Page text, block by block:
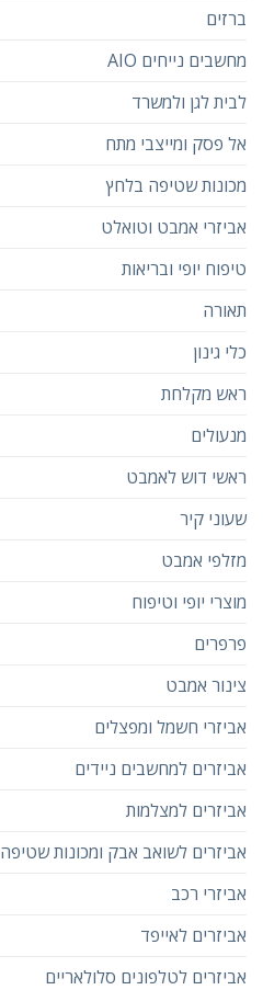
ברזים
מחשבים נייחים AIO
לבית לגן ולמשרד
אל פסק ומייצבי מתח
מכונות שטיפה בלחץ
אביזרי אמבט וטואלט
טיפוח יופי ובריאות
תאורה
כלי גינון
ראש מקלחת
מנעולים
ראשי דוש לאמבט
שעוני קיר
מזלפי אמבט
מוצרי יופי וטיפוח
פרפרים
צינור אמבט
אביזרי חשמל ומפצלים
אביזרים למחשבים ניידים
אביזרים למצלמות
אביזרים לשואב אבק ומכונות שטיפה
אביזרי רכב
אביזרים לאייפד
אביזרים לטלפונים סלולאריים